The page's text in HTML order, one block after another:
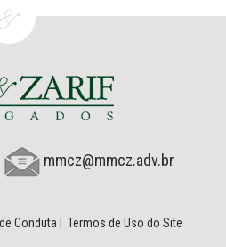
mmcz@mmcz.adv.br
Conduta Termos de Uso do Site